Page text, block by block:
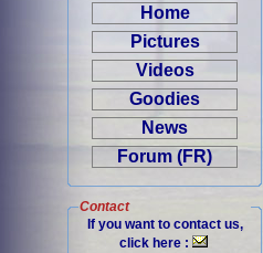
Home
Pictures
Videos
Goodies
News
Forum (FR)
Contact
If you want to contact us,
click here :